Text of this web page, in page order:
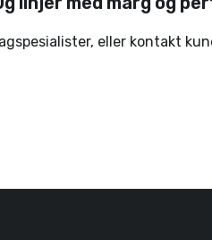
eller kontakt